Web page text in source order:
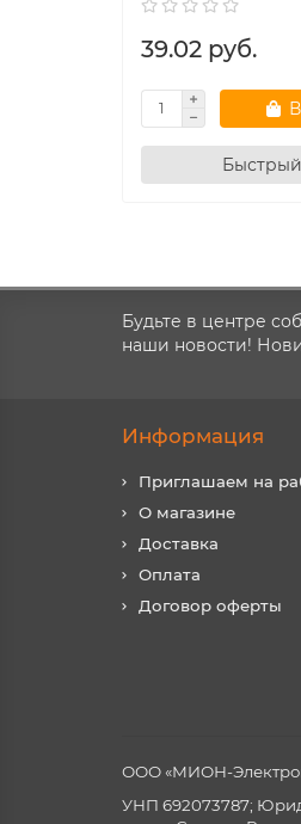
39.02 руб.
Быстрый
Будьте в центре
наши новости!
Информация
Приглашаем на
О магазине
Доставка
Оплата
Договор оферты
ООО «МИОН-
УНП 692073787;